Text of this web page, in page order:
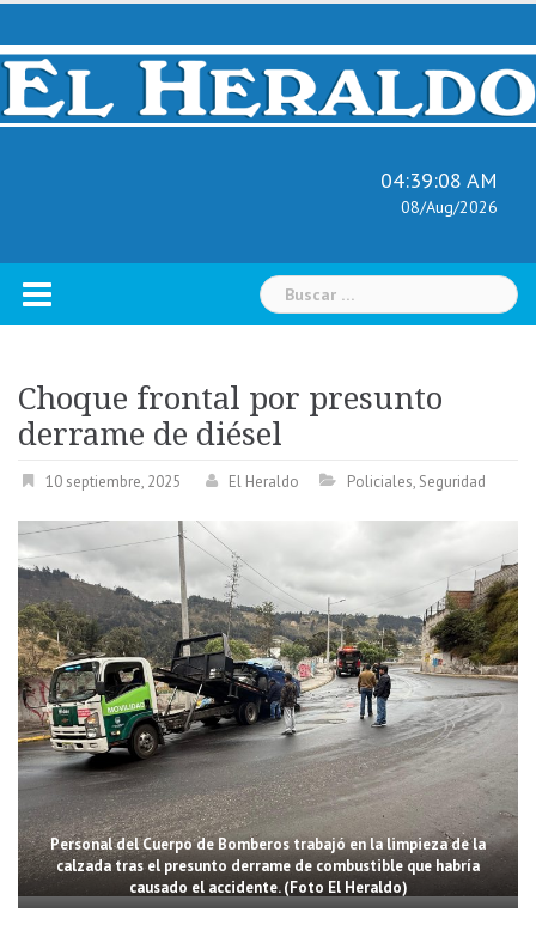
Skip
content
04:39:09 AM
08/Aug/2026
Buscar:
Choque frontal por presunto
derrame de diésel
10 septiembre, 2025 El Heraldo Policiales, Seguridad
Personal del Cuerpo de Bomberos trabajó en la limpieza de la
calzada tras el presunto derrame de combustible que habría
causado el accidente. (Foto El Heraldo)